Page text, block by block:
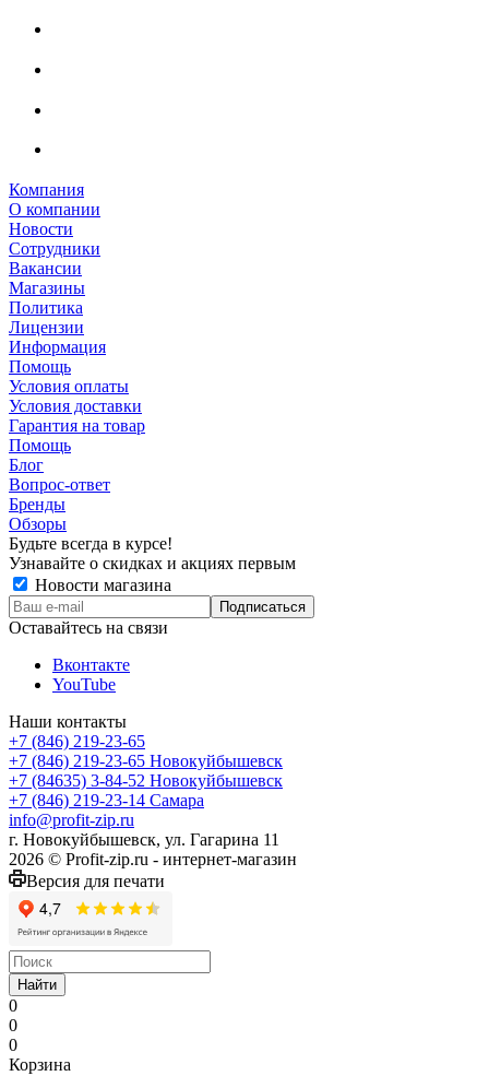
Компания
О компании
Новости
Сотрудники
Вакансии
Магазины
Политика
Лицензии
Информация
Помощь
Условия оплаты
Условия доставки
Гарантия на товар
Помощь
Блог
Вопрос-ответ
Бренды
Обзоры
Будьте всегда в курсе!
Узнавайте о скидках и акциях первым
Новости магазина
Оставайтесь на связи
Вконтакте
YouTube
Наши контакты
+7 (846) 219-23-65
+7 (846) 219-23-65 Новокуйбышевск
+7 (84635) 3-84-52 Новокуйбышевск
+7 (846) 219-23-14 Самара
info@profit-zip.ru
г. Новокуйбышевск, ул. Гагарина 11
2026 © Profit-zip.ru - интернет-магазин
Версия для печати
Найти
0
0
0
Корзина